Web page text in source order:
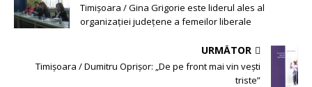
Timişoara / Gina Grigorie este liderul ales al
organizaţiei judeţene a femeilor liberale
URMĂTOR
Timişoara / Dumitru Oprişor: „De pe front mai vin veşti
triste”